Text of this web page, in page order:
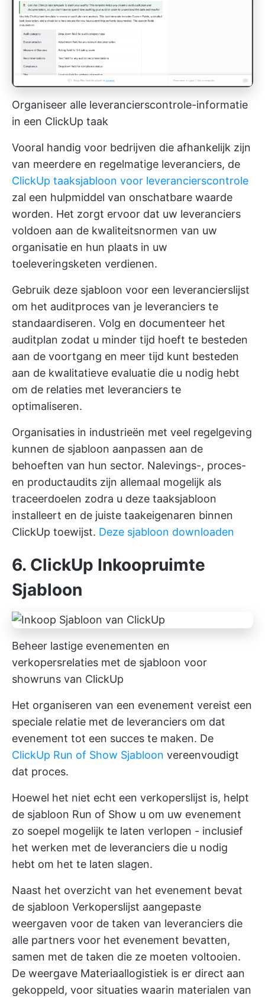
Organiseer alle leverancierscontrole-informatie
in een ClickUp taak
Vooral handig voor bedrijven die afhankelijk zijn
van meerdere en regelmatige leveranciers, de
ClickUp taaksjabloon voor leverancierscontrole
zal een hulpmiddel van onschatbare waarde
worden. Het zorgt ervoor dat uw leveranciers
voldoen aan de kwaliteitsnormen van uw
organisatie en hun plaats in uw
toeleveringsketen verdienen.
Gebruik deze sjabloon voor een leverancierslijst
om het auditproces van je leveranciers te
standaardiseren. Volg en documenteer het
auditplan zodat u minder tijd hoeft te besteden
aan de voortgang en meer tijd kunt besteden
aan de kwalitatieve evaluatie die u nodig hebt
om de relaties met leveranciers te
optimaliseren.
Organisaties in industrieën met veel regelgeving
kunnen de sjabloon aanpassen aan de
behoeften van hun sector. Nalevings-, proces-
en productaudits zijn allemaal mogelijk als
traceerdoelen zodra u deze taaksjabloon
installeert en de juiste taakeigenaren binnen
ClickUp toewijst. Deze sjabloon downloaden
6. ClickUp Inkoopruimte
Sjabloon
Beheer lastige evenementen en
verkopersrelaties met de sjabloon voor
showruns van ClickUp
Het organiseren van een evenement vereist een
speciale relatie met de leveranciers om dat
evenement tot een succes te maken. De
ClickUp Run of Show Sjabloon vereenvoudigt
dat proces.
Hoewel het niet echt een verkoperslijst is, helpt
de sjabloon Run of Show u om uw evenement
zo soepel mogelijk te laten verlopen - inclusief
het werken met de leveranciers die u nodig
hebt om het te laten slagen.
Naast het overzicht van het evenement bevat
de sjabloon Verkoperslijst aangepaste
weergaven voor de taken van leveranciers die
alle partners voor het evenement bevatten,
samen met de taken die ze moeten voltooien.
De weergave Materiaallogistiek is er direct aan
gekoppeld, voor situaties waarin materialen van